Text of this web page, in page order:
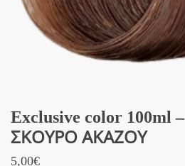
Exclusive color 100ml
ΣΚΟΥΡΟ ΑΚΑΖΟΥ
5,00€